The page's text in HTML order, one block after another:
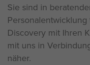
Sie sind in
Discovery mit Ihren
mit uns in
näher.